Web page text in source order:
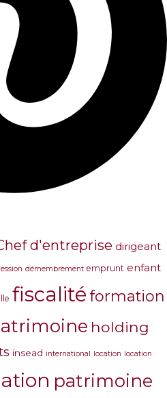
d'entreprise dirigeant
démembrement emprunt enfant
fiscalité formation
holding
insead international location location
patrimoine